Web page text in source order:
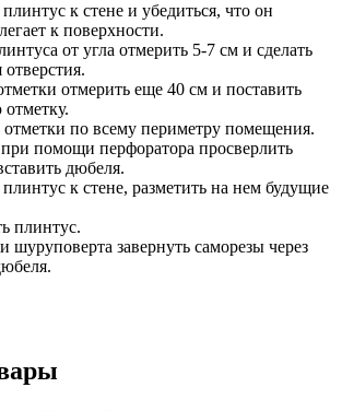
к стене и убедиться, что он
к поверхности.
от угла отмерить 5-7 см и сделать
отверстия.
отмерить еще 40 см и поставить
отметки по всему периметру помещения.
помощи перфоратора просверлить
дюбеля.
к стене, разметить на нем будущие
плинтус.
завернуть саморезы через